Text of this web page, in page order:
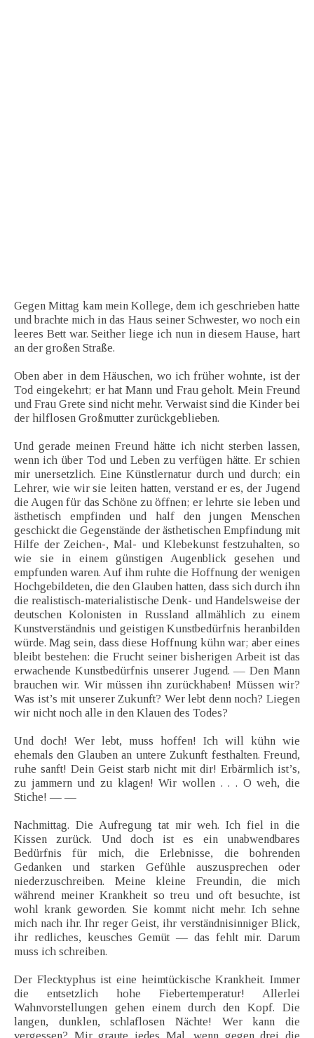
Gegen Mittag kam mein Kollege, dem ich geschrieben hatte
und brachte mich in das Haus seiner Schwester, wo noch ein
leeres Bett war. Seither liege ich nun in diesem Hause, hart
an der großen Straße.
Oben aber in dem Häuschen, wo ich früher wohnte, ist der
Tod eingekehrt; er hat Mann und Frau geholt. Mein Freund
und Frau Grete sind nicht mehr. Verwaist sind die Kinder bei
der hilflosen Großmutter zurückgeblieben.
Und gerade meinen Freund hätte ich nicht sterben lassen,
wenn ich über Tod und Leben zu verfügen hätte. Er schien
mir unersetzlich. Eine Künstlernatur durch und durch; ein
Lehrer, wie wir sie leiten hatten, verstand er es, der Jugend
die Augen für das Schöne zu öffnen; er lehrte sie leben und
ästhetisch empfinden und half den jungen Menschen
geschickt die Gegenstände der ästhetischen Empfindung mit
Hilfe der Zeichen-, Mal- und Klebekunst festzuhalten, so
wie sie in einem günstigen Augenblick gesehen und
empfunden waren. Auf ihm ruhte die Hoffnung der wenigen
Hochgebildeten, die den Glauben hatten, dass sich durch ihn
die realistisch-materialistische Denk- und Handelsweise der
deutschen Kolonisten in Russland allmählich zu einem
Kunstverständnis und geistigen Kunstbedürfnis heranbilden
würde. Mag sein, dass diese Hoffnung kühn war; aber eines
bleibt bestehen: die Frucht seiner bisherigen Arbeit ist das
erwachende Kunstbedürfnis unserer Jugend. — Den Mann
brauchen wir. Wir müssen ihn zurückhaben! Müssen wir?
Was ist’s mit unserer Zukunft? Wer lebt denn noch? Liegen
wir nicht noch alle in den Klauen des Todes?
Und doch! Wer lebt, muss hoffen! Ich will kühn wie
ehemals den Glauben an untere Zukunft festhalten. Freund,
ruhe sanft! Dein Geist starb nicht mit dir! Erbärmlich ist’s,
zu jammern und zu klagen! Wir wollen . . . O weh, die
Stiche! — —
Nachmittag. Die Aufregung tat mir weh. Ich fiel in die
Kissen zurück. Und doch ist es ein unabwendbares
Bedürfnis für mich, die Erlebnisse, die bohrenden
Gedanken und starken Gefühle auszusprechen oder
niederzuschreiben. Meine kleine Freundin, die mich
während meiner Krankheit so treu und oft besuchte, ist
wohl krank geworden. Sie kommt nicht mehr. Ich sehne
mich nach ihr. Ihr reger Geist, ihr verständnisinniger Blick,
ihr redliches, keusches Gemüt — das fehlt mir. Darum
muss ich schreiben.
Der Flecktyphus ist eine heimtückische Krankheit. Immer
die entsetzlich hohe Fiebertemperatur! Allerlei
Wahnvorstellungen gehen einem durch den Kopf. Die
langen, dunklen, schlaflosen Nächte! Wer kann die